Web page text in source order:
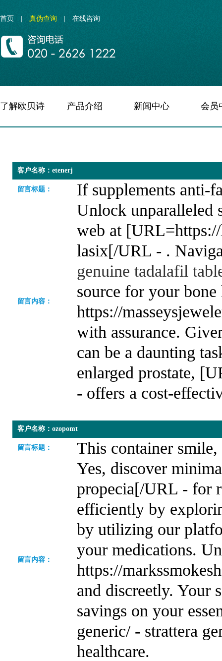
首页 真伪查询 在线咨询
了解欧贝诗 产品介绍 新闻中心 会员
客户名称：etenerj
留言标题： If supplements anti-
留言内容：
Unlock unparalleled
web at
lasix[/URL - .
genuine tadalafil
source for your
https://
with assurance.
can be a daunting
enlarged prostate,
- offers a cost-
客户名称：ozopomt
留言标题： This container
留言内容：
Yes, discover
propecia[/URL - for
efficiently by
by utilizing our
your medications.
https://
and discreetly. Your
savings on your
generic/ - strattera
healthcare.